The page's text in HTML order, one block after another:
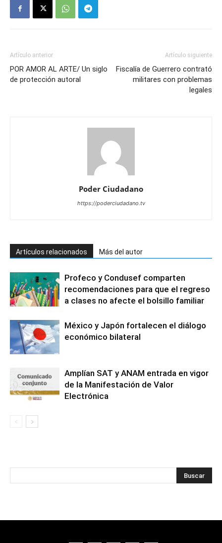
Artículo anterior
POR AMOR AL ARTE/ Un siglo
de protección autoral
Artículo siguiente
Fiscalía de Guerrero contrató
militares con problemas
legales
Poder Ciudadano
https://poderciudadano.tv
Artículos relacionados Más del autor
Profeco y Condusef comparten
recomendaciones para que el regreso
a clases no afecte el bolsillo familiar
México y Japón fortalecen el diálogo
económico bilateral
Amplían SAT y ANAM entrada en vigor
de la Manifestación de Valor
Electrónica